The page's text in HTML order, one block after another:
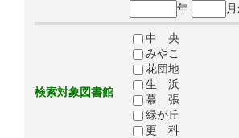
年
検索対象図書館
中 央
みやこ
花団地
生 浜
幕 張
緑が丘
更 科